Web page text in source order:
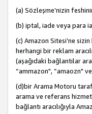
(a) Sözleşme’nizin
(b) iptal, iade veya para
(c) Amazon Sitesi’ne
herhangi bir reklam
(aşağıdaki bağlantılar
“ammazon", “amaozn"
(d)bir Arama Motoru
arama ve referans
bağlantı aracılığıyla